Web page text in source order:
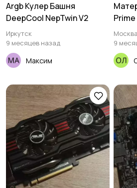
Argb Кулер Башня
DeepCool NepTwin V2
Иркутск
9 месяцев назад
Максим
Prime
Москва
9